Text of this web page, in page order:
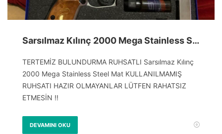
Sarsılmaz Kılınç 2000 Mega Stainless Steel Mat
TERTEMİZ BULUNDURMA RUHSATLI Sarsılmaz Kılınç
2000 Mega Stainless Steel Mat KULLANILMAMIŞ
RUHSATI HAZIR OLMAYANLAR LÜTFEN RAHATSIZ
ETMESİN !!
DEVAMINI OKU